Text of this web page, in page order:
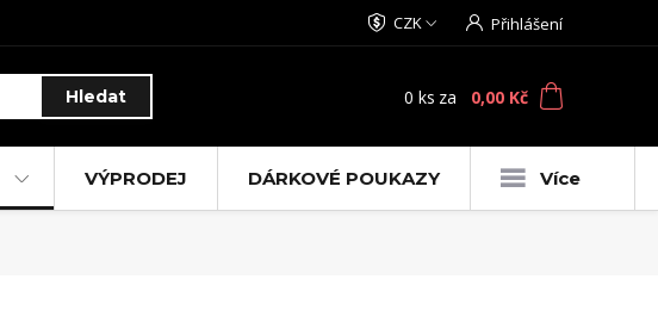
CZK Přihlášení
Hledat 0 ks za 0,00 Kč
VÝPRODEJ DÁRKOVÉ POUKAZY Více